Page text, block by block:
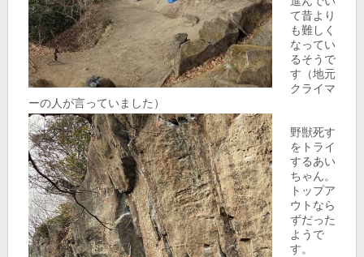
て昔より
も難しく
なってい
るそうで
す（地元
クライマ
ーの人が言っていました）
野獣死す
をトライ
するあい
ちゃん。
トップア
ウトなら
ずだった
ようで
す。